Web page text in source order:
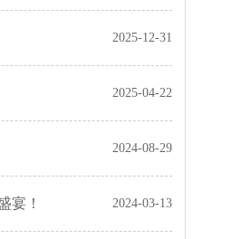
2025-12-31
2025-04-22
2024-08-29
宴！ 2024-03-13